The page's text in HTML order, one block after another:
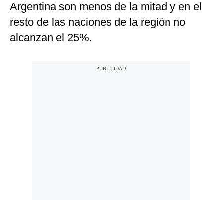
Argentina son menos de la mitad y en el
resto de las naciones de la región no
alcanzan el 25%.